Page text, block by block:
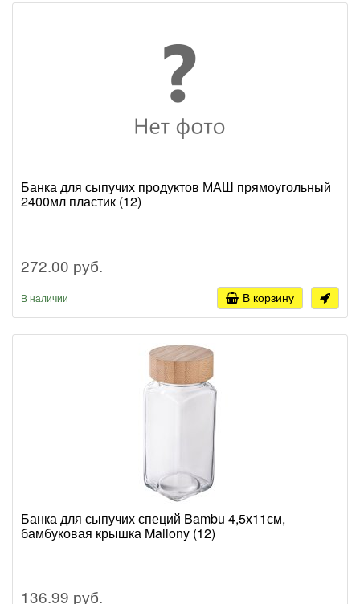
Банка для сыпучих продуктов МАШ прямоугольный
2400мл пластик (12)
272.00 руб.
В наличии В корзину
Банка для сыпучих специй Bambu 4,5x11см,
бамбуковая крышка Mallony (12)
136.99 руб.